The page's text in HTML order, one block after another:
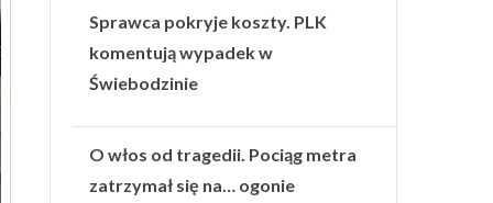
Sprawca pokryje koszty. PLK
komentują wypadek w
Świebodzinie
O włos od tragedii. Pociąg metra
zatrzymał się na… ogonie